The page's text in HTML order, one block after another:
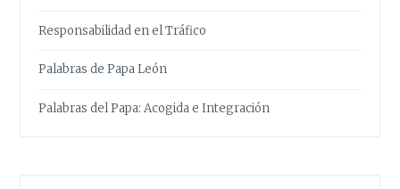
Responsabilidad en el Tráfico
Palabras de Papa León
Palabras del Papa: Acogida e Integración